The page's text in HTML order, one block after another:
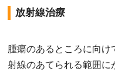
放射線治療
腫瘍のあるところに向
射線のあてられる範囲に